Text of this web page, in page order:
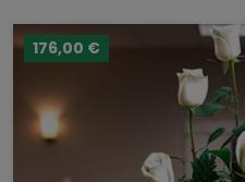
176,00 €